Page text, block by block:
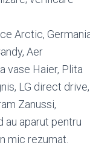
Arctic,
Aer
vase Haier, Plita
LG direct drive,
Zanussi,
au aparut pentru
mic rezumat.